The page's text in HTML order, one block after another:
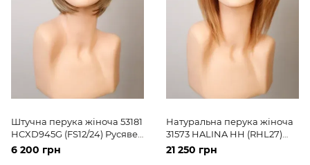
Штучна перука жіноча 53181
HCXD945G (FS12/24) Русяве
коротке волосся
6 200 грн
Натуральна перука жіноча
31573 HALINA HH (RHL27)
Русяве волосся середньої
довжини
21 250 грн